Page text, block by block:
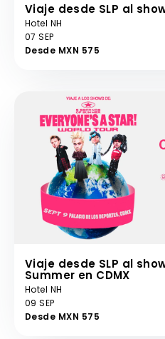
Viaje desde SLP al
Hotel NH
07 SEP
Desde MXN 575
Viaje desde SLP al
Summer en CDMX
Hotel NH
09 SEP
Desde MXN 575